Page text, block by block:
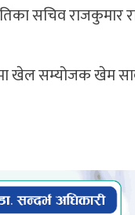
सचिव राजकुमार
खेल सम्योजक खेम